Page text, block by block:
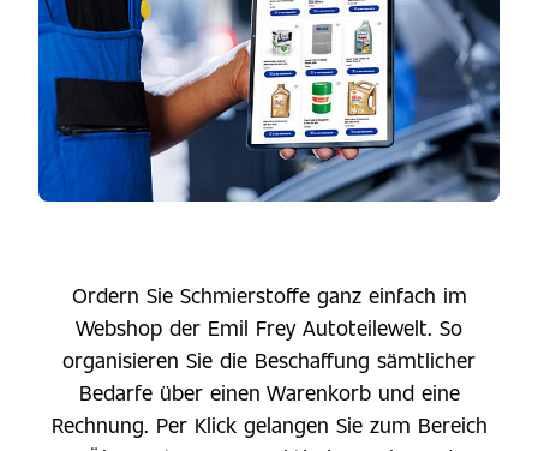
Ordern Sie Schmierstoffe ganz einfach im
Webshop der Emil Frey Autoteilewelt. So
organisieren Sie die Beschaffung sämtlicher
Bedarfe über einen Warenkorb und eine
Rechnung. Per Klick gelangen Sie zum Bereich